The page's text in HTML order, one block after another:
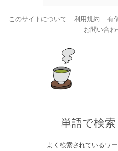
このサイトについて 利用規約 有
お問い合わ
content
単語で検索
よく検索されているワ